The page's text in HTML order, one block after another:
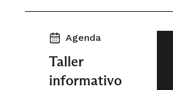
Agenda
Taller
informativo